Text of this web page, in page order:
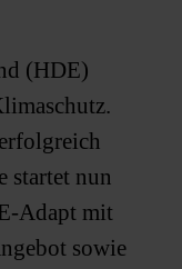
(HDE)
startet nun
Adapt mit
sowie